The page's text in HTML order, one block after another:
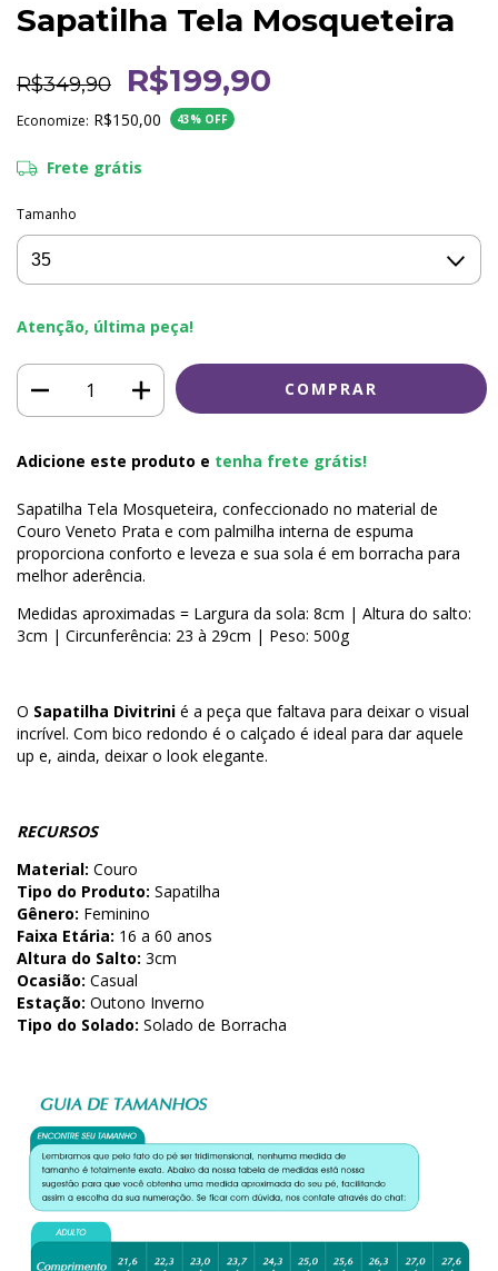
Sapatilha Tela Mosqueteira
R$349,90 R$199,90
Economize: R$150,00 43% OFF
Frete grátis
Tamanho
Atenção, última peça!
Adicione este produto e tenha frete grátis!
Sapatilha Tela Mosqueteira, confeccionado no material de
Couro Veneto Prata e com palmilha interna de espuma
proporciona conforto e leveza e sua sola é em borracha para
melhor aderência.
Medidas aproximadas = Largura da sola: 8cm | Altura do salto:
3cm | Circunferência: 23 à 29cm | Peso: 500g
O Sapatilha Divitrini é a peça que faltava para deixar o visual
incrível. Com bico redondo é o calçado é ideal para dar aquele
up e, ainda, deixar o look elegante.
RECURSOS
Material: Couro
Tipo do Produto: Sapatilha
Gênero: Feminino
Faixa Etária: 16 a 60 anos
Altura do Salto: 3cm
Ocasião: Casual
Estação: Outono Inverno
Tipo do Solado: Solado de Borracha